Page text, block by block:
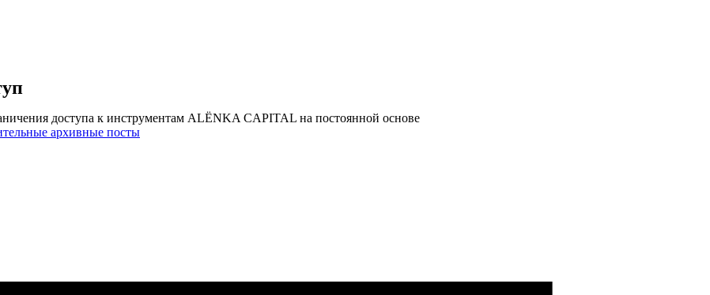
доступа к инструментам ALЁNKA CAPITAL на постоянной основе
архивные посты